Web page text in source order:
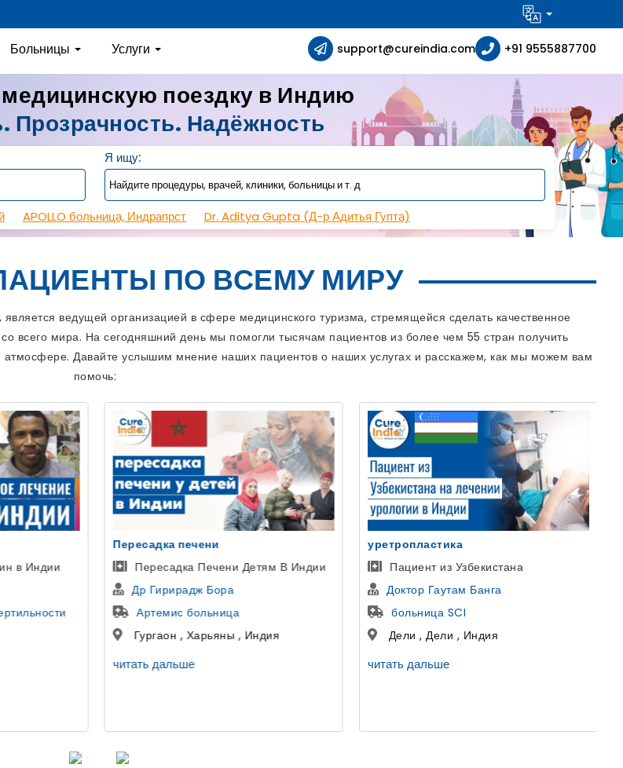
Больницы Услуги support@cureindia.com +91 9555887700
поездку в Индию
Прозрачность. Надёжность
Я ищу:
APOLLO больница, Индрапрст Dr. Aditya Gupta (Д-р Адитья Гупта)
ПО ВСЕМУ МИРУ
ведущей организацией в сфере медицинского туризма, стремящейся сделать качественное
всего мира. На сегодняшний день мы помогли тысячам пациентов из более чем 55 стран получить
атмосфере. Давайте услышим мнение наших пациентов о наших услугах и расскажем, как мы можем вам
помочь:
В Индии
уретропластика
Пациент из Узбекистана
Доктор Гаутам Банга
больница SCI
Дели , Дели , Индия
читать дальше
Голливудская Улыбка
Пациентка из Казани, Россия
Др Аман Ахуджа
Космодент
Гуруграм , Харьяна , Индия
читать дальше